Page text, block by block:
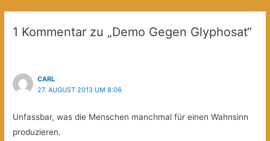
1 Kommentar zu „Demo Gegen Glyphosat“
CARL
27. AUGUST 2013 UM 8:06
Unfassbar, was die Menschen manchmal für einen Wahnsinn
produzieren.